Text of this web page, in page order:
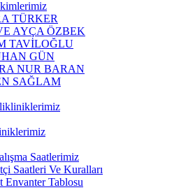
TÜRKER
AYÇA ÖZBEK
TAVİLOĞLU
GÜN
NUR BARAN
SAĞLAM
Saatlerimiz
Saatleri Ve Kuralları
Envanter Tablosu